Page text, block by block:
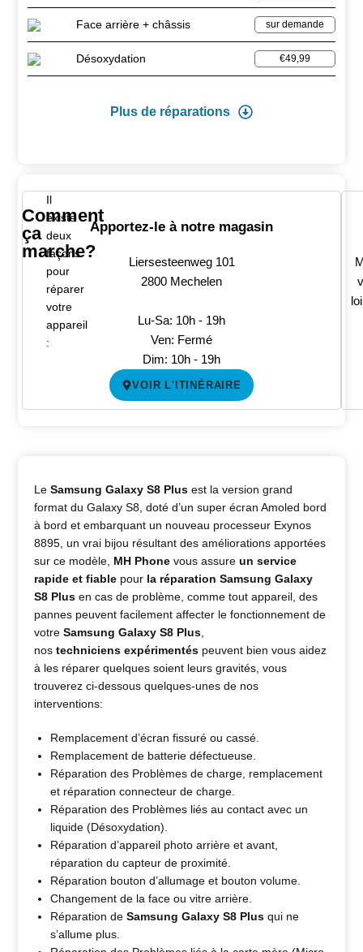
Face arrière + châssis sur demande
Désoxydation €49,99
Plus de réparations
Comment
ça
marche?
Il
existe
deux
façons
pour
réparer
votre
appareil
:
Apportez-le à notre magasin
Liersesteenweg 101
2800 Mechelen
Lu-Sa: 10h - 19h
Ven: Fermé
Dim: 10h - 19h
VOIR L'ITINÉRAIRE
LeSamsung Galaxy S8 Plus est la version grand
format du Galaxy S8, doté d’un super écran Amoled bord
à bord et embarquant un nouveau processeur Exynos
8895, un vrai bijou résultant des améliorations apportées
sur ce modèle, MH Phone vous assureun service
rapide et fiable pour la réparation Samsung Galaxy
S8 Plus en cas de problème, comme tout appareil, des
pannes peuvent facilement affecter le fonctionnement de
votre Samsung Galaxy S8 Plus
nostechniciens expérimentés peuvent bien vous aidez
à les réparer quelques soient leurs gravités, vous
trouverez ci-dessous quelques-unes de nos
interventions:
Remplacement d’écran fissuré ou cassé.
Remplacement de batterie défectueuse.
Réparation des Problèmes de charge, remplacement
et réparation connecteur de charge.
Réparation des Problèmes liés au contact avec un
liquide (Désoxydation).
Réparation d’appareil photo arrière et avant,
réparation du capteur de proximité.
Réparation bouton d’allumage et bouton volume.
Changement de la face ou vitre arrière.
Réparation deSamsung Galaxy S8 Plus qui ne
s’allume plus.